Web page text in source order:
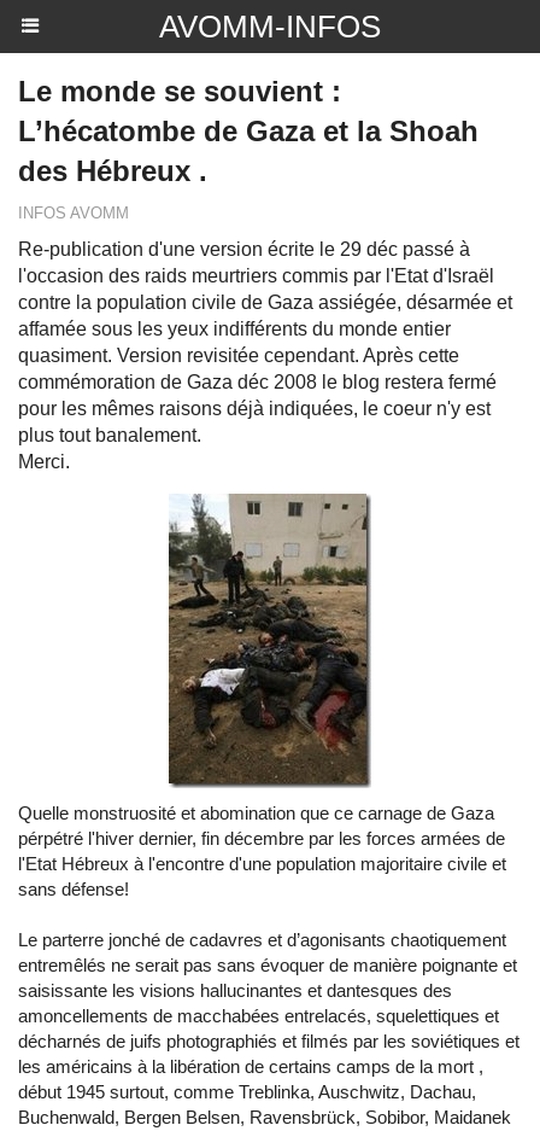
AVOMM-INFOS
Le monde se souvient :
L’hécatombe de Gaza et la Shoah
des Hébreux .
INFOS AVOMM
Re-publication d'une version écrite le 29 déc passé à
l'occasion des raids meurtriers commis par l'Etat d'Israël
contre la population civile de Gaza assiégée, désarmée et
affamée sous les yeux indifférents du monde entier
quasiment. Version revisitée cependant. Après cette
commémoration de Gaza déc 2008 le blog restera fermé
pour les mêmes raisons déjà indiquées, le coeur n'y est
plus tout banalement.
Merci.
Quelle monstruosité et abomination que ce carnage de Gaza
pérpétré l'hiver dernier, fin décembre par les forces armées de
l'Etat Hébreux à l'encontre d'une population majoritaire civile et
sans défense!
Le parterre jonché de cadavres et d’agonisants chaotiquement
entremêlés ne serait pas sans évoquer de manière poignante et
saisissante les visions hallucinantes et dantesques des
amoncellements de macchabées entrelacés, squelettiques et
décharnés de juifs photographiés et filmés par les soviétiques et
les américains à la libération de certains camps de la mort ,
début 1945 surtout, comme Treblinka, Auschwitz, Dachau,
Buchenwald, Bergen Belsen, Ravensbrück, Sobibor, Maidanek